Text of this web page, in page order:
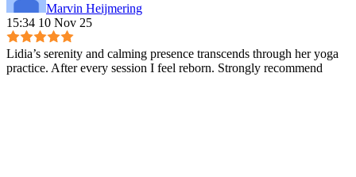
Marvin Heijmering
15:34 10 Nov 25
Lidia’s serenity and calming presence transcends through her yoga
practice. After every session I feel reborn. Strongly recommend